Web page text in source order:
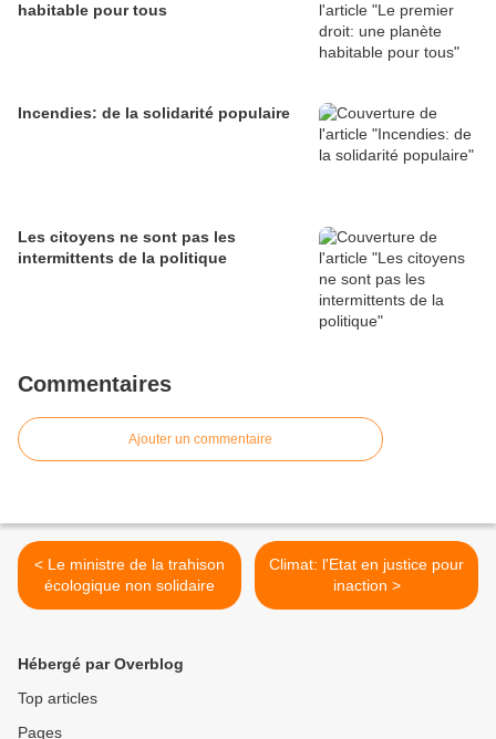
habitable pour tous
Incendies: de la solidarité populaire
Les citoyens ne sont pas les
intermittents de la politique
Commentaires
Ajouter un commentaire
< Le ministre de la trahison
écologique non solidaire
Climat: l'Etat en justice pour
inaction >
Hébergé par Overblog
Top articles
Pages